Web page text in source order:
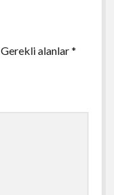
Gerekli alanlar*